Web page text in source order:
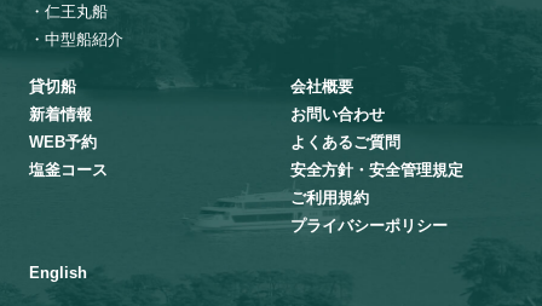
・仁王丸船
・中型船紹介
貸切船
新着情報
WEB予約
塩釜コース
会社概要
お問い合わせ
よくあるご質問
安全方針・安全管理規定
ご利用規約
プライバシーポリシー
English